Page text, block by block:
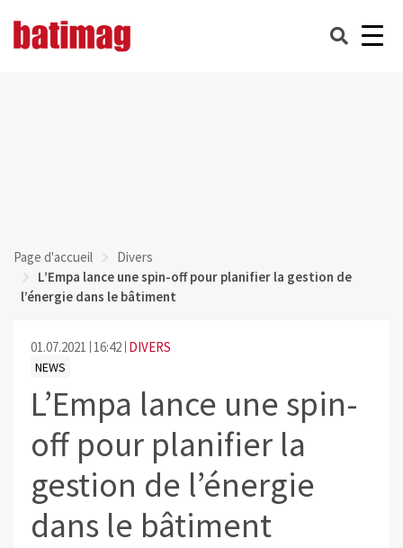
Page d'accueil
Divers
L’Empa lance une spin-off pour planifier la gestion de
l’énergie dans le bâtiment
01.07.2021 16:42 DIVERS
NEWS
L’Empa lance une spin-
off pour planifier la
gestion de l’énergie
dans le bâtiment